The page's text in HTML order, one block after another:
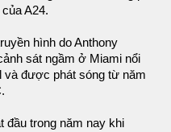
A24.
hình do Anthony
sát ngầm ở Miami nổi
và được phát sóng từ năm
đầu trong năm nay khi